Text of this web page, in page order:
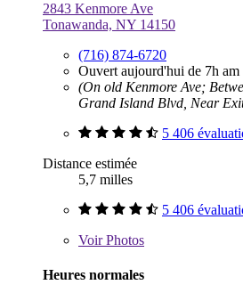
2843 Kenmore Ave
Tonawanda, NY 14150
(716) 874-6720
Ouvert aujourd'hui de 7h am
(On old Kenmore Ave;
Grand Island Blvd, Near
5 406
Distance estimée
5,7 milles
5 406
VoirPhotos
Heures normales